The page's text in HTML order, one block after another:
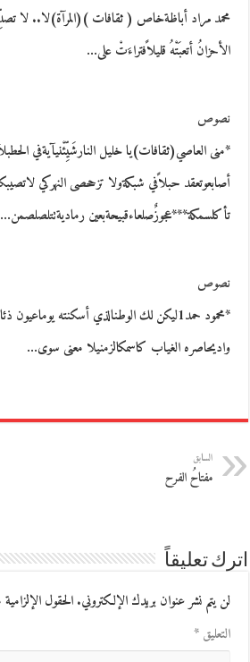
محمد مراد أباظةخاص ( ثقافات )(المرآة)لا.. لا
الأحزانُ أتعبَتْهُ قليلاًفتراءَتْ على…
نصوص
*منى العاصي(ثقافات)يا خليل النارشَيِّئْنيآيةفي
أصابعوتعقد حبلاًفي شبكةولا تزححصى النهركي
تأكلسمكة***عجوزٌصلعاءقبيحةبعين رماديةتتلصلصمن…
نصوص
*محمود حمد1ليكن لك الوطنالذي أسكنته
واديحاصره الغياب كاسمكالزمنيلا معنى سوى…
السابق
مفتاحُ الفرح
اترك تعليقاً
لن يتم نشر عنوان بريدك الإلكتروني.الحقول
التعليق*